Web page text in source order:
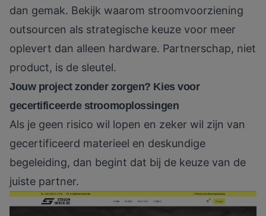
dan gemak. Bekijk waarom stroomvoorziening
outsourcen als strategische keuze voor meer
oplevert dan alleen hardware. Partnerschap, niet
product, is de sleutel.
Jouw project zonder zorgen? Kies voor
gecertificeerde stroomoplossingen
Als je geen risico wil lopen en zeker wil zijn van
gecertificeerd materieel en deskundige
begeleiding, dan begint dat bij de keuze van de
juiste partner.